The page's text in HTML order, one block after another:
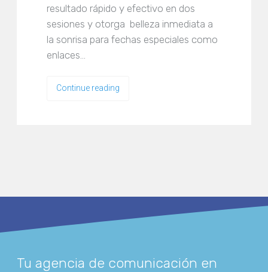
resultado rápido y efectivo en dos
sesiones y otorga belleza inmediata a
la sonrisa para fechas especiales como
enlaces…
Continue reading
Tu agencia de comunicación en